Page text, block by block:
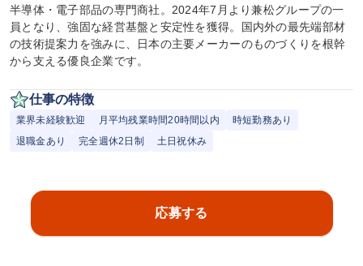
半導体・電子部品の専門商社。2024年7月より兼松グループの一
員となり、強固な経営基盤と安定性を獲得。国内外の最先端部材
の技術提案力を強みに、日本の主要メーカーのものづくりを根幹
から支える優良企業です。
仕事の特徴
業界未経験歓迎 月平均残業時間20時間以内
時短勤務あり
退職金あり
完全週休2日制 土日祝休み
応募する